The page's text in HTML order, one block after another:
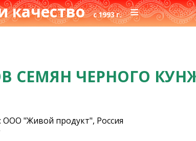
качествос 1993 г.≡
СЕМЯН ЧЕРНОГО
ООО "Живой продукт", Россия